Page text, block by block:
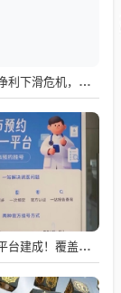
霸王茶姬面临净利下滑危机，急需策略调整与谋变
北京统一挂号平台建成！覆盖近300家二三甲医院号源